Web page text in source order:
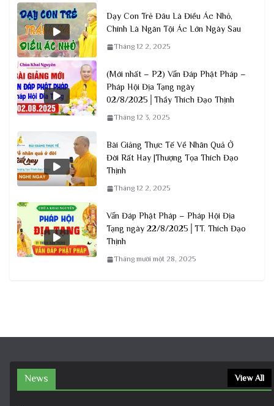
Dạy Con Trẻ Đâu Là Điều Ác Nhỏ,
Chính Là Ngăn Tội Ác Lớn Ngày Sau
Tháng 12 2, 2025
(Mới nhất – P2) Vấn Đáp Phật Pháp –
Pháp Hội Địa Tạng ngày
02/8/2025│Thầy Thích Đạo Thịnh
Tháng 12 3, 2025
Bài Giảng Thực Tế Về Nhân Quả Ở
Đời Rất Hay |Thượng Tọa Thích Đạo
Thịnh
Tháng 12 2, 2025
Vấn Đáp Phật Pháp – Pháp Hội Địa
Tạng ngày 22/8/2025│TT. Thích Đạo
Thịnh
Tháng mười một 28, 2025
News View All